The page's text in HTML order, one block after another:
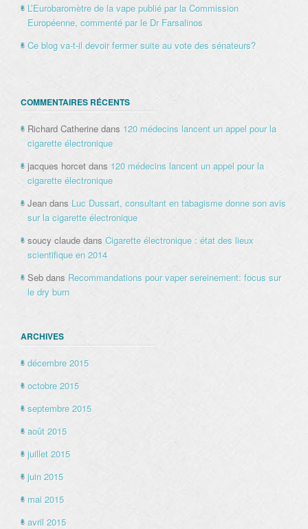
L’Eurobaromètre de la vape publié par la Commission
Européenne, commenté par le Dr Farsalinos
Ce blog va-t-il devoir fermer suite au vote des sénateurs?
COMMENTAIRES RÉCENTS
Richard Catherine dans 120 médecins lancent un appel pour la
cigarette électronique
jacques horcet dans 120 médecins lancent un appel pour la
cigarette électronique
Jean dans Luc Dussart, consultant en tabagisme donne son avis
sur la cigarette électronique
soucy claude dans Cigarette électronique : état des lieux
scientifique en 2014
Seb dans Recommandations pour vaper sereinement: focus sur
le dry burn
ARCHIVES
décembre 2015
octobre 2015
septembre 2015
août 2015
juillet 2015
juin 2015
mai 2015
avril 2015